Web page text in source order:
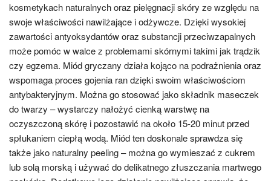
kosmetykach naturalnych oraz pielęgnacji skóry ze względu na
swoje właściwości nawilżające i odżywcze. Dzięki wysokiej
zawartości antyoksydantów oraz substancji przeciwzapalnych
może pomóc w walce z problemami skórnymi takimi jak trądzik
czy egzema. Miód gryczany działa kojąco na podrażnienia oraz
wspomaga proces gojenia ran dzięki swoim właściwościom
antybakteryjnym. Można go stosować jako składnik maseczek
do twarzy – wystarczy nałożyć cienką warstwę na
oczyszczoną skórę i pozostawić na około 15-20 minut przed
spłukaniem ciepłą wodą. Miód ten doskonale sprawdza się
także jako naturalny peeling – można go wymieszać z cukrem
lub solą morską i używać do delikatnego złuszczania martwego